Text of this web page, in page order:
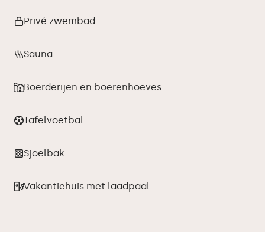
Privé zwembad
Sauna
Boerderijen en boerenhoeves
Tafelvoetbal
Sjoelbak
Vakantiehuis met laadpaal